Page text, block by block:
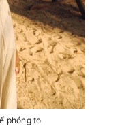
phóng to